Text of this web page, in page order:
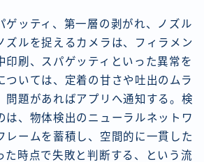
ゲッティ、第一層の剥がれ、ノズル
ズルを捉えるカメラは、フィラメン
印刷、スパゲッティといった異常を
ついては、定着の甘さや吐出のムラ
問題があればアプリへ通知する。検
は、物体検出のニューラルネットワ
レームを蓄積し、空間的に一貫した
た時点で失敗と判断する、という流